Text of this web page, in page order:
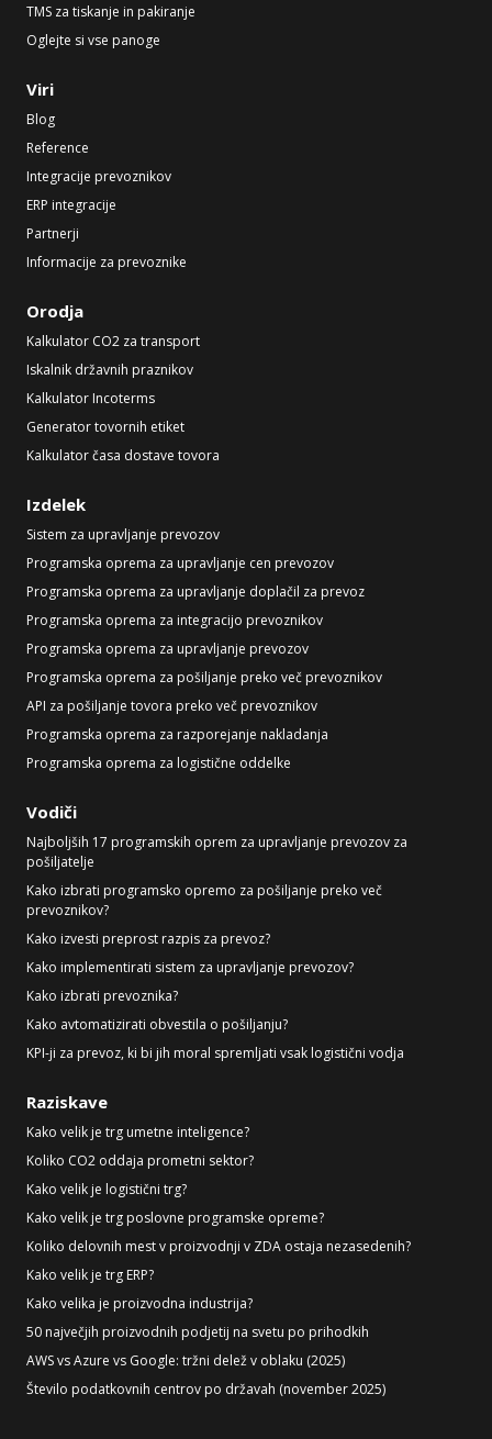
TMS za tiskanje in pakiranje
Oglejte si vse panoge
Viri
Blog
Reference
Integracije prevoznikov
ERP integracije
Partnerji
Informacije za prevoznike
Orodja
Kalkulator CO2 za transport
Iskalnik državnih praznikov
Kalkulator Incoterms
Generator tovornih etiket
Kalkulator časa dostave tovora
Izdelek
Sistem za upravljanje prevozov
Programska oprema za upravljanje cen prevozov
Programska oprema za upravljanje doplačil za prevoz
Programska oprema za integracijo prevoznikov
Programska oprema za upravljanje prevozov
Programska oprema za pošiljanje preko več prevoznikov
API za pošiljanje tovora preko več prevoznikov
Programska oprema za razporejanje nakladanja
Programska oprema za logistične oddelke
Vodiči
Najboljših 17 programskih oprem za upravljanje prevozov za
pošiljatelje
Kako izbrati programsko opremo za pošiljanje preko več
prevoznikov?
Kako izvesti preprost razpis za prevoz?
Kako implementirati sistem za upravljanje prevozov?
Kako izbrati prevoznika?
Kako avtomatizirati obvestila o pošiljanju?
KPI-ji za prevoz, ki bi jih moral spremljati vsak logistični vodja
Raziskave
Kako velik je trg umetne inteligence?
Koliko CO2 oddaja prometni sektor?
Kako velik je logistični trg?
Kako velik je trg poslovne programske opreme?
Koliko delovnih mest v proizvodnji v ZDA ostaja nezasedenih?
Kako velik je trg ERP?
Kako velika je proizvodna industrija?
50 največjih proizvodnih podjetij na svetu po prihodkih
AWS vs Azure vs Google: tržni delež v oblaku (2025)
Število podatkovnih centrov po državah (november 2025)